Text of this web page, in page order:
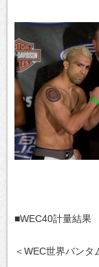
■WEC40計量結果
＜WEC世界バンタ